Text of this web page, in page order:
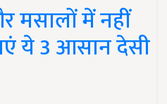
मसालों में नहीं
ये 3 आसान देसी